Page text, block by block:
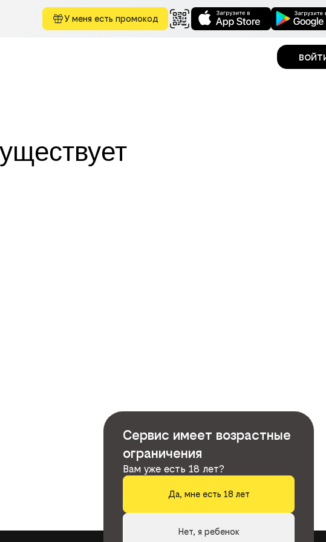
У меня есть промокод
Сервис имеет возрастные
ограничения
Вам уже есть 18 лет?
Да, мне есть 18 лет
Нет, я ребенок